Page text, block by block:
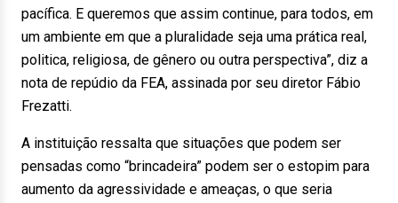
pacífica. E queremos que assim continue, para todos, em
um ambiente em que a pluralidade seja uma prática real,
politica, religiosa, de gênero ou outra perspectiva”, diz a
nota de repúdio da FEA, assinada por seu diretor Fábio
Frezatti.
A instituição ressalta que situações que podem ser
pensadas como “brincadeira” podem ser o estopim para
aumento da agressividade e ameaças, o que seria